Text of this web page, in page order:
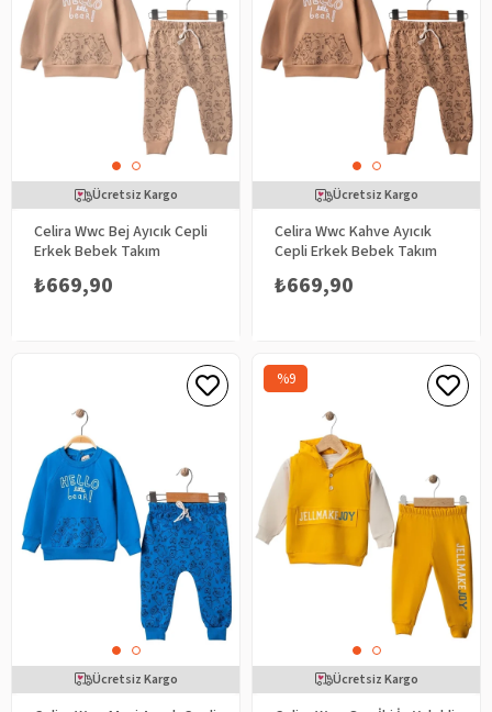
Celira Wwc Bej Ayıcık Cepli
Erkek Bebek Takım
₺669,90
Ücretsiz Kargo
Celira Wwc Kahve Ayıcık
Cepli Erkek Bebek Takım
₺669,90
Ücretsiz Kargo
Ücretsiz Kargo
%9
Ücretsiz Kargo